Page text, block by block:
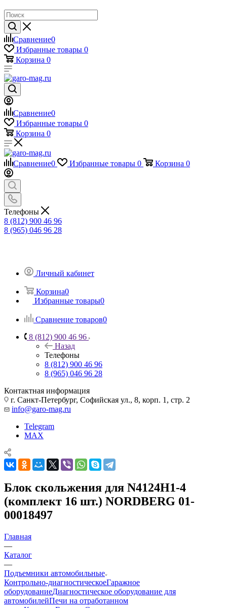
Сравнение0
Избранные товары 0
Корзина 0
Сравнение0
Избранные товары 0
Корзина 0
Сравнение0 Избранные товары 0 Корзина 0
Телефоны
8 (812) 900 46 96
8 (965) 046 96 28
Личный кабинет
Корзина0
Избранные товары0
Сравнение товаров0
8 (812) 900 46 96
Назад
Телефоны
8 (812) 900 46 96
8 (965) 046 96 28
Контактная информация
г. Санкт-Петербург, Софийская ул., 8, корп. 1, стр. 2
info@garo-mag.ru
Telegram
MAX
Блок скольжения для N4124H1-4
(комплект 16 шт.) NORDBERG 01-
00018497
Главная
—
Каталог
—
Подъемники автомобильные
Контрольно-диагностическоеГаражное
оборудованиеДиагностическое оборудование для
автомобилейПечи на отработанном